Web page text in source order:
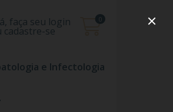
faça seu login
cadastre-se
0
e Infectologia